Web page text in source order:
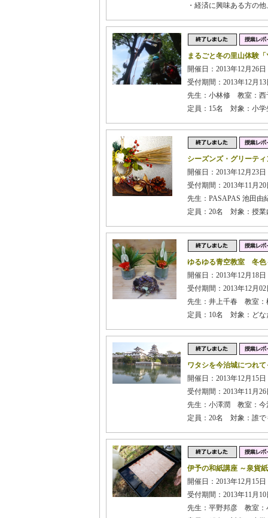
・経済に興味ある方の
まるごと冬の里山体験
開催日：2013年12月26
受付期間：2013年12月
先生：小林修 教室：西
定員：15名 対象：小学
シーズンズ・グリーテ
開催日：2013年12月23
受付期間：2013年11月
先生：PASAPAS 池田
定員：20名 対象：授業
ゆるゆる青空教室 冬色
開催日：2013年12月18
受付期間：2013年12月
先生：井上千春 教室：
定員：10名 対象：どな
ワタシを今治城につれ
開催日：2013年12月15
受付期間：2013年11月
先生：小澤潤 教室：今
定員：20名 対象：誰で
伊予の和紙講座 ～泉貨
開催日：2013年12月15
受付期間：2013年11月
先生：平野邦彦 教室：